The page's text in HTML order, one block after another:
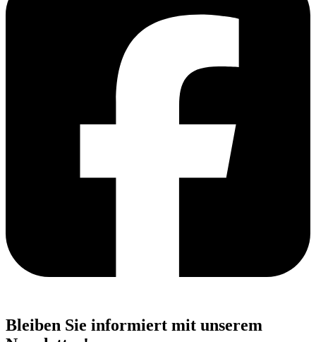
Bleiben Sie informiert mit unserem